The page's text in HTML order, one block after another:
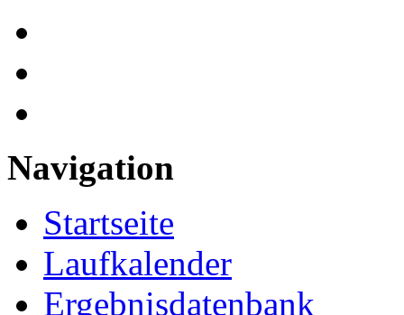
Navigation
Startseite
Laufkalender
Ergebnisdatenbank